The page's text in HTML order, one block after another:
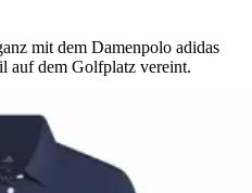
mit dem Damenpolo adidas
auf dem Golfplatz vereint.